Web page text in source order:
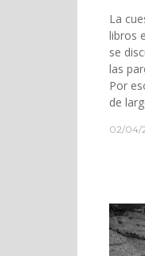
La
libros
se
las
Por
de
02/04/